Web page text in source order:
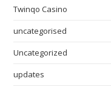
Twinqo Casino
uncategorised
Uncategorized
updates